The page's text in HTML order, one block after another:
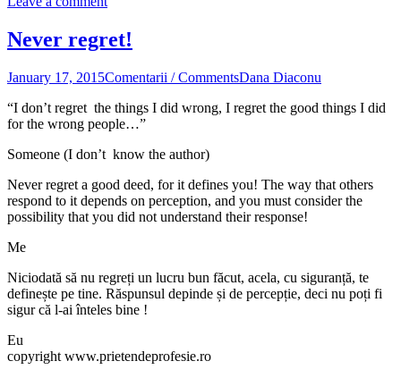
Never regret!
January 17, 2015Comentarii / CommentsDana Diaconu
“I don’t regret the things I did wrong, I regret the good things I did
for the wrong people…”
Someone (I don’t know the author)
Never regret a good deed, for it defines you! The way that others
respond to it depends on perception, and you must consider the
possibility that you did not understand their response!
Me
Niciodată să nu regreți un lucru bun făcut, acela, cu siguranță, te
definește pe tine. Răspunsul depinde și de percepție, deci nu poți fi
sigur că l-ai înteles bine !
Eu
copyright www.prietendeprofesie.ro